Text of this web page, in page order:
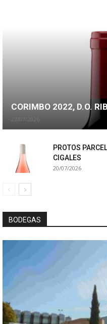
CORIMBO 2022, D.O.
22/07/2026
PROTOS
CIGALES
20/07/2026
BODEGAS